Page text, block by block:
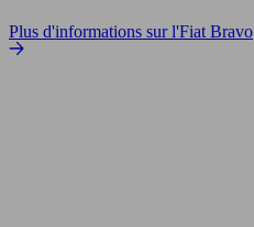
Plus d'informations sur l'Fiat Bravo